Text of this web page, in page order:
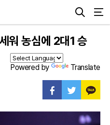
워 농심에 2대1 승
Powered by Translate